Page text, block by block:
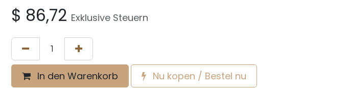
$ 86,72 Exklusive Steuern
In den Warenkorb Nu kopen / Bestel nu